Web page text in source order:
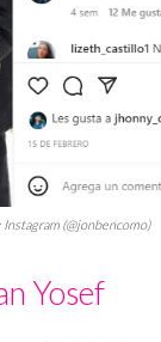
(@jonbencomo)
Yosef